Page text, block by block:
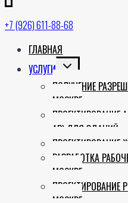
+7 (926) 611-88-68
ГЛАВНАЯ
УСЛУГИ TOGGLE
MENU
ПОЛУЧЕНИЕ
МОСКВЕ
ПРОЕКТИРОВАНИЕ
АР) ДЛЯ ЗДАНИЙ
РАЗРАБОТКА
МОСКВЕ
ПРОЕКТИРОВАНИЕ